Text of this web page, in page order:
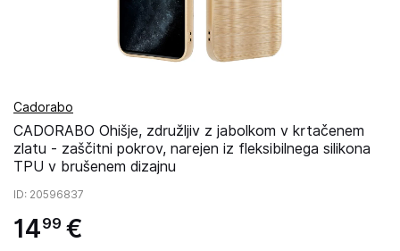
Cadorabo
CADORABO Ohišje, združljiv z jabolkom v krtačenem
zlatu - zaščitni pokrov, narejen iz fleksibilnega silikona
TPU v brušenem dizajnu
ID: 20596837
1499 €